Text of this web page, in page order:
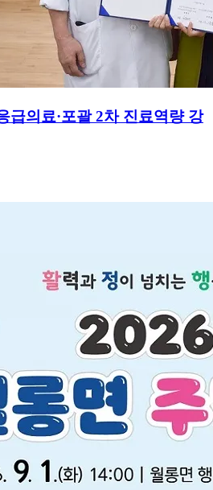
급의료·포괄 2차 진료역량 강